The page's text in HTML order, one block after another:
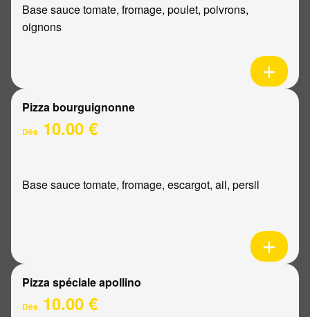
Base sauce tomate, fromage, poulet, poivrons,
oignons
Pizza bourguignonne
Dès 10.00 €
Base sauce tomate, fromage, escargot, ail, persil
Pizza spéciale apollino
Dès 10.00 €